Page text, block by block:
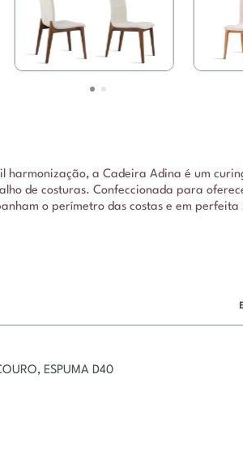
harmonização, a Cadeira Adina é um
de costuras. Confeccionada para
o perímetro das costas e em
ESPUMA D40